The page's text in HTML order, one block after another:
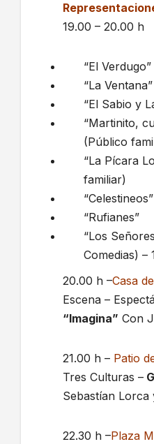
19.00 – 20.00 h
“El Verdugo”
“La Ventana”
“El Sabio y
“Martinito,
(Público
“La Pícara
familiar)
“Celestineos”
“Rufianes”
“Los
Comedias) –
20.00 h –Casa
Escena –
“Imagina” Con
21.00 h – Patio
Tres Culturas –
Sebastían Lorca
22.30 h –Plaza